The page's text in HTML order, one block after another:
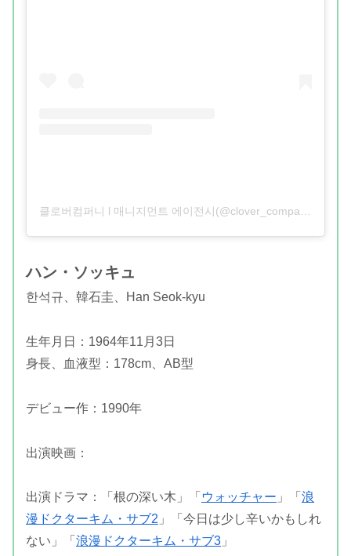
ハン・ソッキュ
한석규、韓石圭、Han Seok-kyu
生年月日：1964年11月3日
身長、血液型：178cm、AB型
デビュー作：1990年
出演映画：
出演ドラマ：「根の深い木」「 ウォッチャー 」「 浪
漫ドクターキム・サブ2 」「今日は少し辛いかもしれ
ない」「 浪漫ドクターキム・サブ3 」